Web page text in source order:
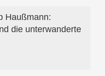
Haußmann:
die unterwanderte